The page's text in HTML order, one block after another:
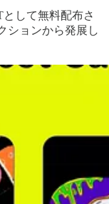
として無料配布さ
ションから発展し